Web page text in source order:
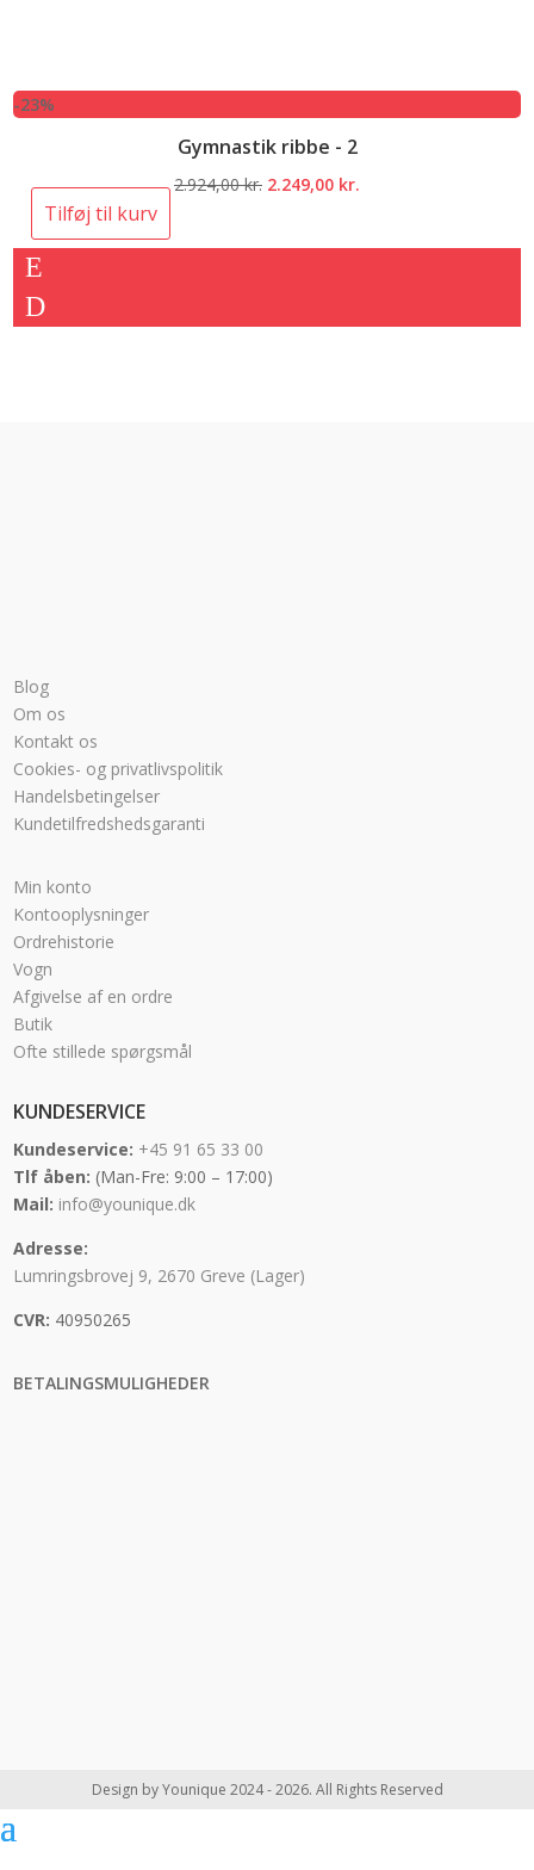
-23%
Gymnastik ribbe - 2
2.924,00kr. Den
2.249,00 kr.
Tilføj til kurv
Blog
Om os
Kontakt os
Cookies- og privatlivspolitik
Handelsbetingelser
Kundetilfredshedsgaranti
Min konto
Kontooplysninger
Ordrehistorie
Vogn
Afgivelse af en ordre
Butik
Ofte stillede spørgsmål
KUNDESERVICE
Kundeservice: +45 91 65 33 00
Tlf åben: (Man-Fre: 9:00 – 17:00)
Mail: info@younique.dk
Adresse:
Lumringsbrovej 9, 2670 Greve (Lager)
CVR: 40950265
BETALINGSMULIGHEDER
Design by Younique 2024 - 2026. All Rights Reserved